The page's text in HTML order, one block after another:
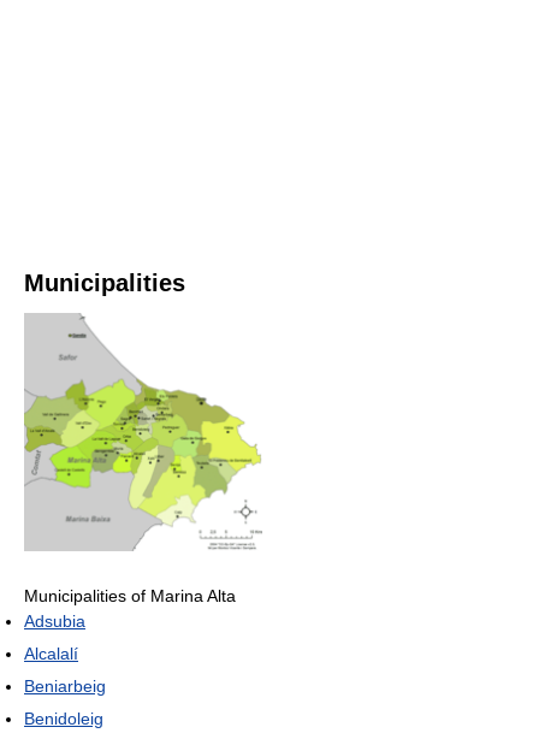
Municipalities
Municipalities of Marina Alta
Adsubia
Alcalalí
Beniarbeig
Benidoleig